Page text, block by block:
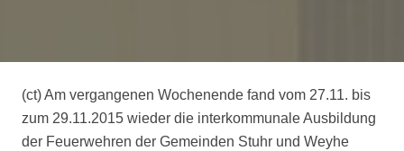
(ct) Am vergangenen Wochenende fand vom 27.11. bis
zum 29.11.2015 wieder die interkommunale Ausbildung
der Feuerwehren der Gemeinden Stuhr und Weyhe